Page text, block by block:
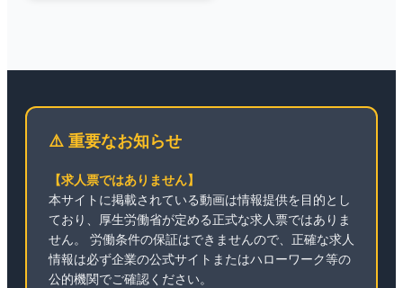
⚠️ 重要なお知らせ
【求人票ではありません】
本サイトに掲載されている動画は情報提供を目的とし
ており、厚生労働省が定める正式な求人票ではありま
せん。 労働条件の保証はできませんので、正確な求人
情報は必ず企業の公式サイトまたはハローワーク等の
公的機関でご確認ください。